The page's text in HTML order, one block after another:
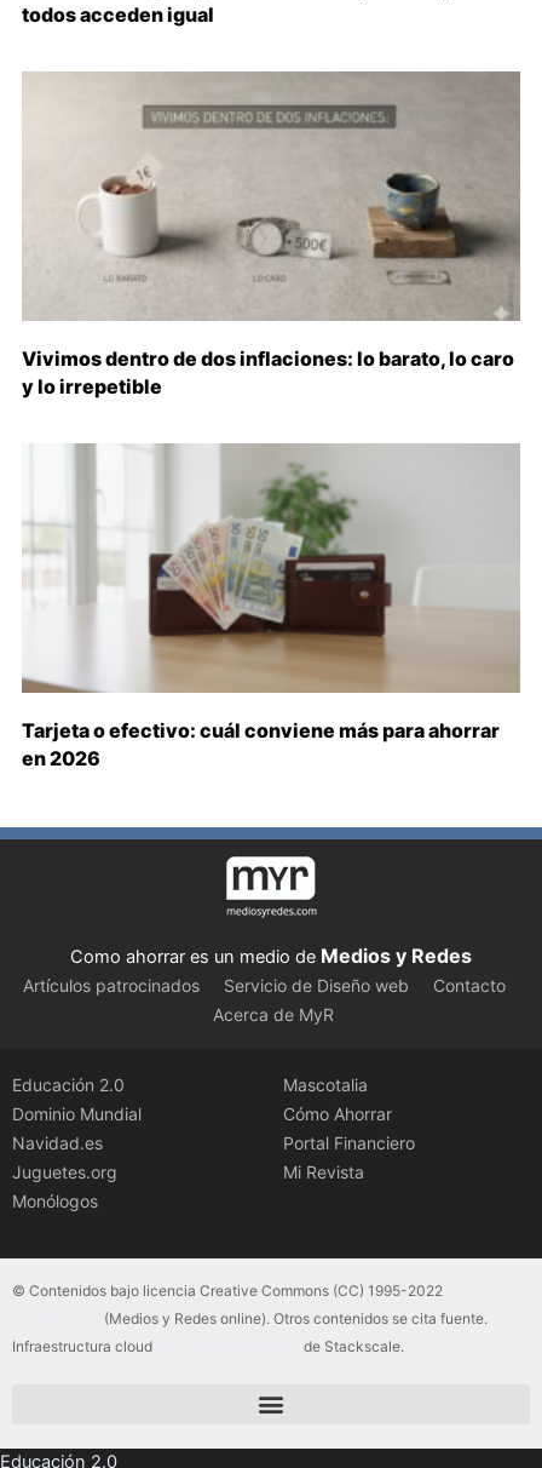
todos acceden igual
Vivimos dentro de dos inflaciones: lo barato, lo caro
y lo irrepetible
Tarjeta o efectivo: cuál conviene más para ahorrar
en 2026
Como ahorrar es un medio de Medios y Redes
Artículos patrocinados Servicio de Diseño web
Contacto
Acerca de MyR
Educación 2.0
Dominio Mundial
Navidad.es
Juguetes.org
Monólogos
Mascotalia
Cómo Ahorrar
Portal Financiero
Mi Revista
© Contenidos bajo licencia Creative Commons (CC) 1995-2022
(Medios y Redes online). Otros contenidos se cita fuente.
Infraestructura cloud
de Stackscale.
Educación 2.0